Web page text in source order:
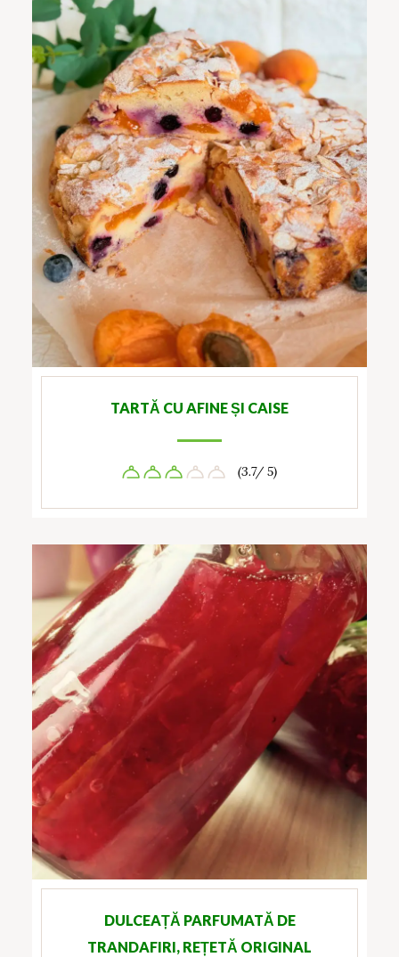
TARTĂ CU AFINE ȘI CAISE
(3.7/ 5)
DULCEAȚĂ PARFUMATĂ DE
TRANDAFIRI, REȚETĂ ORIGINAL